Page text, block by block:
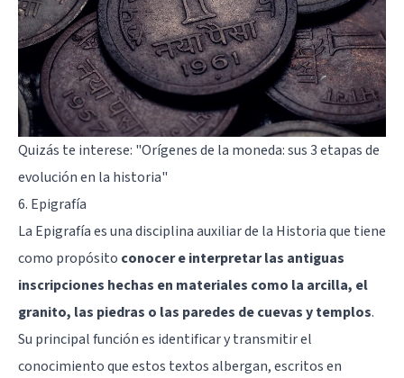
Quizás te interese: "Orígenes de la moneda: sus 3 etapas de
evolución en la historia"
6. Epigrafía
La Epigrafía es una disciplina auxiliar de la Historia que tiene
como propósito conocer e interpretar las antiguas
inscripciones hechas en materiales como la arcilla, el
granito, las piedras o las paredes de cuevas y templos.
Su principal función es identificar y transmitir el
conocimiento que estos textos albergan, escritos en